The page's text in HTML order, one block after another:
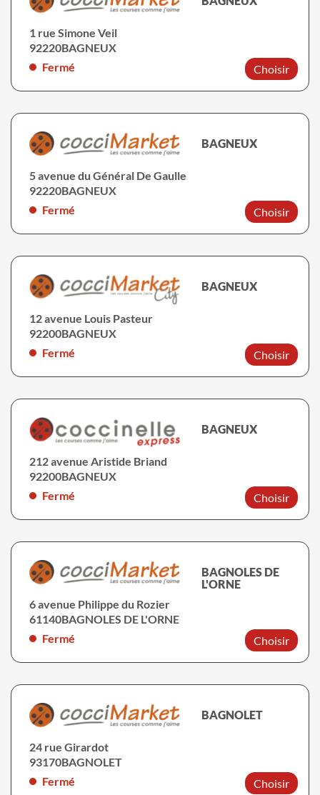
1 rue Simone Veil
92220BAGNEUX
Choisir
Fermé
BAGNEUX
5 avenue du Général De Gaulle
92220BAGNEUX
Choisir
Fermé
BAGNEUX
12 avenue Louis Pasteur
92200BAGNEUX
Choisir
Fermé
BAGNEUX
212 avenue Aristide Briand
92200BAGNEUX
Choisir
Fermé
BAGNOLES DE
L'ORNE
6 avenue Philippe du Rozier
61140BAGNOLES DE L'ORNE
Choisir
Fermé
BAGNOLET
24 rue Girardot
93170BAGNOLET
Choisir
Fermé